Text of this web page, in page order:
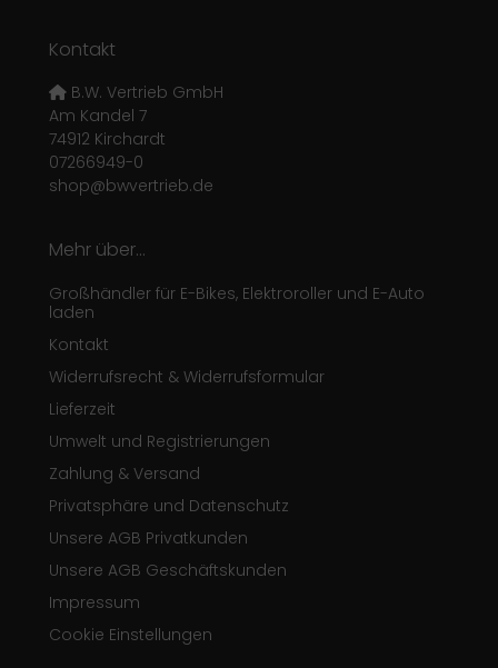
Kontakt
B.W. Vertrieb GmbH
Am Kandel 7
74912 Kirchardt
07266949-0
shop@bwvertrieb.de
Mehr über...
Großhändler für E-Bikes, Elektroroller und E-Auto
laden
Kontakt
Widerrufsrecht & Widerrufsformular
Lieferzeit
Umwelt und Registrierungen
Zahlung & Versand
Privatsphäre und Datenschutz
Unsere AGB Privatkunden
Unsere AGB Geschäftskunden
Impressum
Cookie Einstellungen